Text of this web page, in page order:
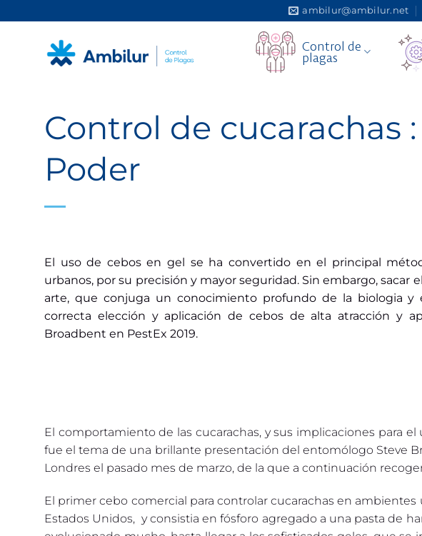
contenido
ambilur@ambilur.net
Control de
plagas
Control de cucarachas
Poder
El uso de cebos en gel se ha convertido en el principal
urbanos, por su precisión y mayor seguridad. Sin embargo, sacar
arte, que conjuga un conocimiento profundo de la biologia
correcta elección y aplicación de cebos de alta atracción y
Broadbent en PestEx 2019.
El comportamiento de las cucarachas, y sus implicaciones para
fue el tema de una brillante presentación del entomólogo Steve
Londres el pasado mes de marzo, de la que a continuación
El primer cebo comercial para controlar cucarachas en
Estados Unidos, y consistia en fósforo agregado a una pasta de